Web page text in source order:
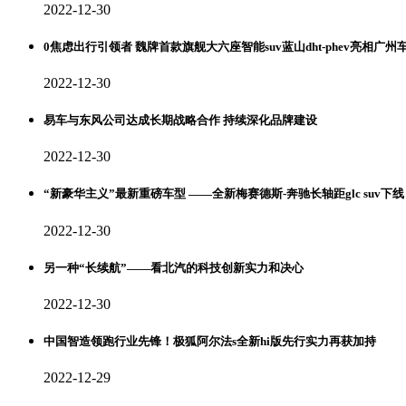
2022-12-30
0焦虑出行引领者 魏牌首款旗舰大六座智能suv蓝山dht-phev亮相广州
2022-12-30
易车与东风公司达成长期战略合作 持续深化品牌建设
2022-12-30
“新豪华主义”最新重磅车型 ——全新梅赛德斯-奔驰长轴距glc suv下线
2022-12-30
另一种“长续航”——看北汽的科技创新实力和决心
2022-12-30
中国智造领跑行业先锋！极狐阿尔法s全新hi版先行实力再获加持
2022-12-29